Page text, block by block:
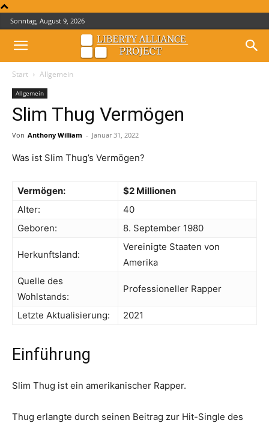
Sonntag, August 9, 2026
Start Allgemein
Allgemein
Slim Thug Vermögen
Von Anthony William - Januar 31, 2022
Was ist Slim Thug’s Vermögen?
Vermögen:
$2 Millionen
Alter:
40
Geboren:
8. September 1980
Herkunftsland:
Vereinigte Staaten von
Amerika
Quelle des
Wohlstands:
Professioneller Rapper
Letzte Aktualisierung: 2021
Einführung
Slim Thug ist ein amerikanischer Rapper.
Thug erlangte durch seinen Beitrag zur Hit-Single des